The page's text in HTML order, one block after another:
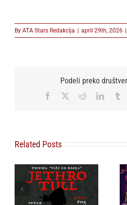
By ATA Stars Redakcija april 29th, 2026
Podeli preko
Facebook Reddit
Related Posts
Sakis Rouvas prvi
put pred
beogradskom
publikom, grčka pop